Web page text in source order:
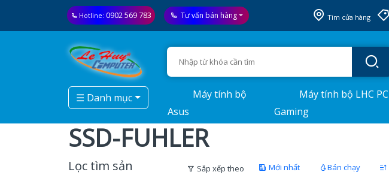
Hotline: 0902 569 783 Tư vấn bán hàng Tìm cửa hàng
☰ Danh mục
Máy tính bộ
Asus
Máy tính bộ LHC PC
Gaming
SSD-FUHLER
Lọc tìm sản
Sắp xếp theo Mới nhất Bán chạy